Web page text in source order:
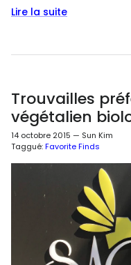
Lire la suite
Trouvailles
végétalien
14 octobre 2015 — Sun Kim
Taggué:Favorite Finds